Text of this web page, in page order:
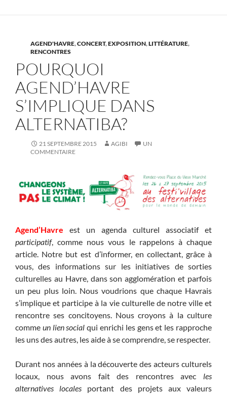
AGEND'HAVRE,CONCERT,EXPOSITION,LITTÉRATURE,
RENCONTRES
POURQUOI
AGEND’HAVRE
S’IMPLIQUE DANS
ALTERNATIBA?
21 SEPTEMBRE 2015 AGIBI
UN
COMMENTAIRE
Agend’Havre est un agenda culturel associatif et
participatif, comme nous vous le rappelons à chaque
article. Notre but est d’informer, en collectant, grâce à
vous, des informations sur les initiatives de sorties
culturelles au Havre, dans son agglomération et parfois
un peu plus loin. Nous voudrions que chaque Havrais
s’implique et participe à la vie culturelle de notre ville et
rencontre ses concitoyens. Nous croyons à la culture
comme un lien social qui enrichi les gens et les rapproche
les uns des autres, les aide à se comprendre, se respecter.
Durant nos années à la découverte des acteurs culturels
locaux, nous avons fait des rencontres avec les
alternatives locales portant des projets aux valeurs